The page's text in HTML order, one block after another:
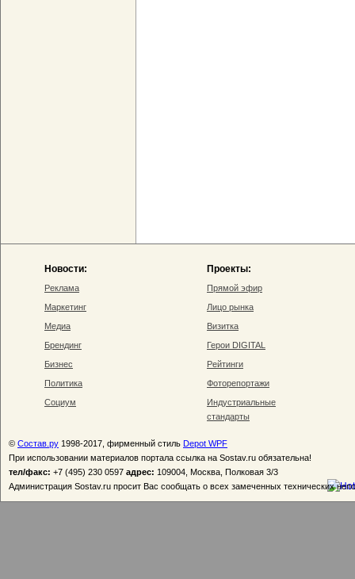
Новости:
Реклама
Маркетинг
Медиа
Брендинг
Бизнес
Политика
Социум
Проекты:
Прямой эфир
Лицо рынка
Визитка
Герои DIGITAL
Рейтинги
Фоторепортажи
Индустриальные
стандарты
© Состав.ру 1998-2017, фирменный стиль Depot WPF
При использовании материалов портала ссылка на Sostav.ru обязательна!
тел/факс: +7 (495) 230 0597 адрес: 109004, Москва, Полковая 3/3
Администрация Sostav.ru просит Вас сообщать о всех замеченных технических